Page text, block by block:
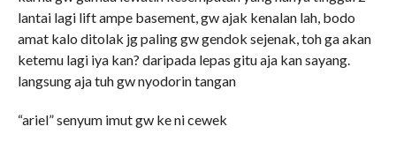
lantai lagi lift ampe basement, gw ajak kenalan lah, bodo
amat kalo ditolak jg paling gw gendok sejenak, toh ga akan
ketemu lagi iya kan? daripada lepas gitu aja kan sayang.
langsung aja tuh gw nyodorin tangan
“ariel” senyum imut gw ke ni cewek